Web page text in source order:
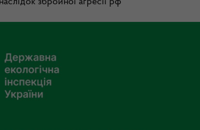
збройної агресії рф